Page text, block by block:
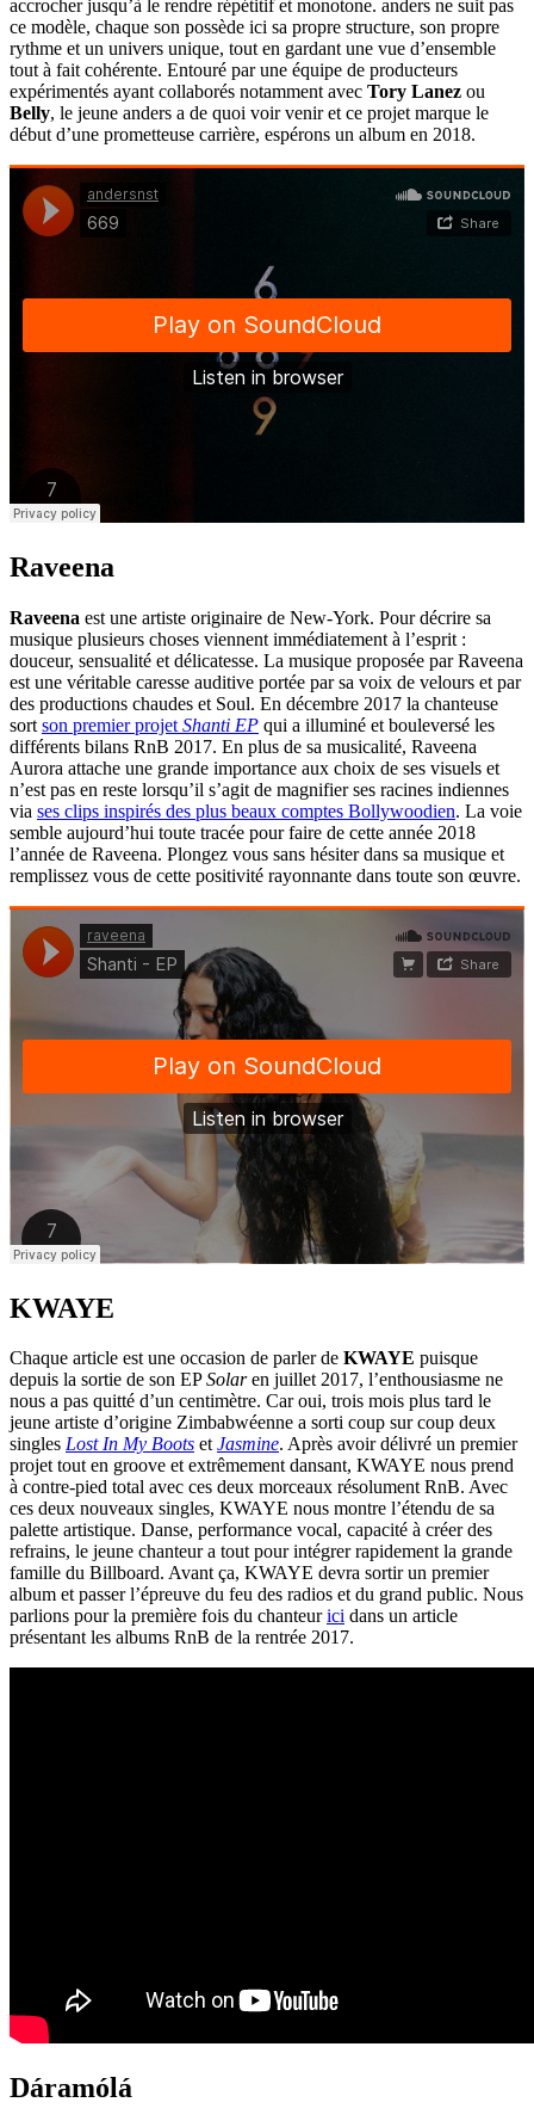
accrocher jusqu’à le rendre répétitif et monotone. anders ne suit pas
ce modèle, chaque son possède ici sa propre structure, son propre
rythme et un univers unique, tout en gardant une vue d’ensemble
tout à fait cohérente. Entouré par une équipe de producteurs
expérimentés ayant collaborés notamment avec Tory Lanez ou
Belly, le jeune anders a de quoi voir venir et ce projet marque le
début d’une prometteuse carrière, espérons un album en 2018.
Raveena
Raveena est une artiste originaire de New-York. Pour décrire sa
musique plusieurs choses viennent immédiatement à l’esprit :
douceur, sensualité et délicatesse. La musique proposée par Raveena
est une véritable caresse auditive portée par sa voix de velours et par
des productions chaudes et Soul. En décembre 2017 la chanteuse
sort son premier projet Shanti EP qui a illuminé et bouleversé les
différents bilans RnB 2017. En plus de sa musicalité, Raveena
Aurora attache une grande importance aux choix de ses visuels et
n’est pas en reste lorsqu’il s’agit de magnifier ses racines indiennes
via ses clips inspirés des plus beaux comptes Bollywoodien. La voie
semble aujourd’hui toute tracée pour faire de cette année 2018
l’année de Raveena. Plongez vous sans hésiter dans sa musique et
remplissez vous de cette positivité rayonnante dans toute son œuvre.
KWAYE
Chaque article est une occasion de parler de KWAYE puisque
depuis la sortie de son EPSolaren juillet 2017, l’enthousiasme ne
nous a pas quitté d’un centimètre. Car oui, trois mois plus tard le
jeune artiste d’origine Zimbabwéenne a sorti coup sur coup deux
singles Lost In My Boots etJasmine. Après avoir délivré un premier
projet tout en groove et extrêmement dansant, KWAYE nous prend
à contre-pied total avec ces deux morceaux résolument RnB. Avec
ces deux nouveaux singles, KWAYE nous montre l’étendu de sa
palette artistique. Danse, performance vocal, capacité à créer des
refrains, le jeune chanteur a tout pour intégrer rapidement la grande
famille du Billboard. Avant ça, KWAYE devra sortir un premier
album et passer l’épreuve du feu des radios et du grand public. Nous
parlions pour la première fois du chanteurici dans un article
présentant les albums RnB de la rentrée 2017.
Dáramólá